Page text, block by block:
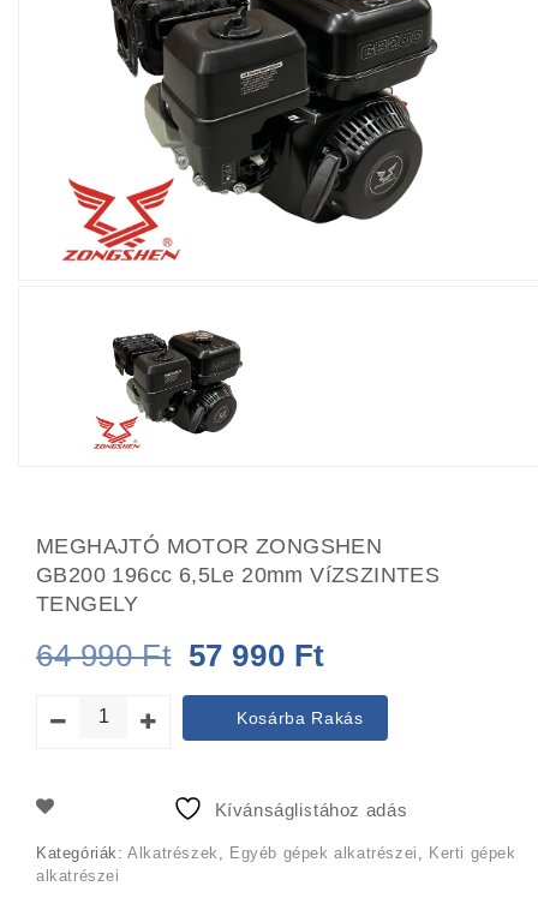
MEGHAJTÓ MOTOR ZONGSHEN
GB200 196cc 6,5Le 20mm VíZSZINTES
TENGELY
64 990Ft Original
price
was:
64
57 990 Ft
price
is:
Kosárba Rakás
Kívánságlistához adás
Kategóriák:Alkatrészek Egyéb gépek alkatrészei
Kerti gépek
alkatrészei